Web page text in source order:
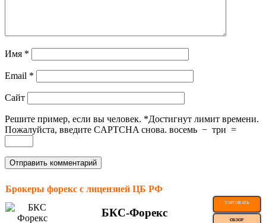
Имя *
Email *
Сайт
Решите пример, если вы человек. *Достигнут лимит времени.
Пожалуйста, введите CAPTCHA снова. восемь − три =
Брокеры форекс с лицензией ЦБ РФ
БКС-Форекс
ТОРГОВАТЬ
ОБЗОР